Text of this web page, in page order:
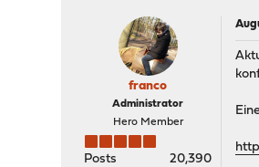
franco
Administrator
Hero Member
Posts
20,390